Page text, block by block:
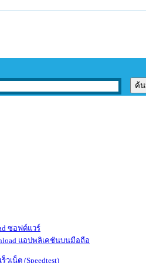
ซอฟต์แวร์
แอปพลิเคชันบนมือถือ
วเน็ต (Speedtest)